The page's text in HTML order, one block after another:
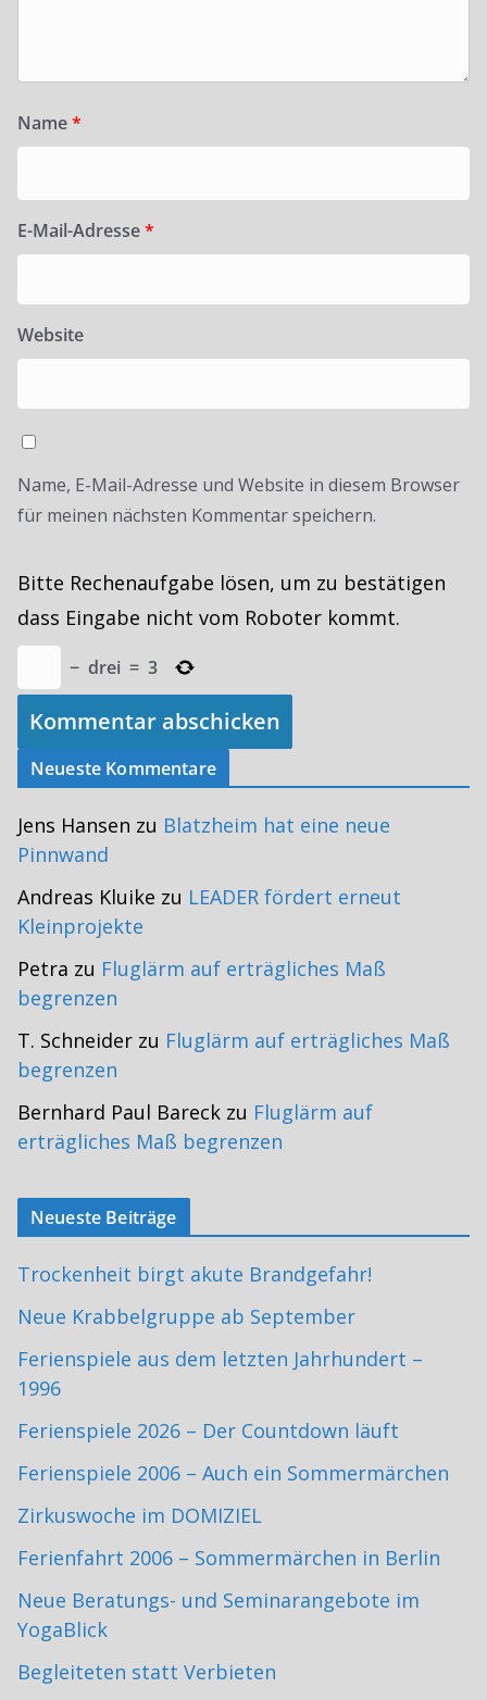
Name*
E-Mail-Adresse*
Website
Name, E-Mail-Adresse und Website in diesem Browser
für meinen nächsten Kommentar speichern.
Bitte Rechenaufgabe lösen, um zu bestätigen
dass Eingabe nicht vom Roboter kommt.
− drei = 3
Neueste Kommentare
Jens Hansen zu Blatzheim hat eine neue
Pinnwand
Andreas Kluike zu LEADER fördert erneut
Kleinprojekte
Petra zu Fluglärm auf erträgliches Maß
begrenzen
T. Schneider zu Fluglärm auf erträgliches Maß
begrenzen
Bernhard Paul Bareck zu Fluglärm auf
erträgliches Maß begrenzen
Neueste Beiträge
Trockenheit birgt akute Brandgefahr!
Neue Krabbelgruppe ab September
Ferienspiele aus dem letzten Jahrhundert –
1996
Ferienspiele 2026 – Der Countdown läuft
Ferienspiele 2006 – Auch ein Sommermärchen
Zirkuswoche im DOMIZIEL
Ferienfahrt 2006 – Sommermärchen in Berlin
Neue Beratungs- und Seminarangebote im
YogaBlick
Begleiteten statt Verbieten